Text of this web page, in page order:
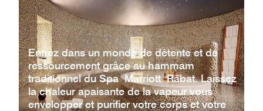
Entrez dans un monde de détente et de
ressourcement grâce au hammam
traditionnel du Spa Marriott Rabat. Laissez
la chaleur apaisante de la vapeur vous
envelopper et purifier votre corps et votre